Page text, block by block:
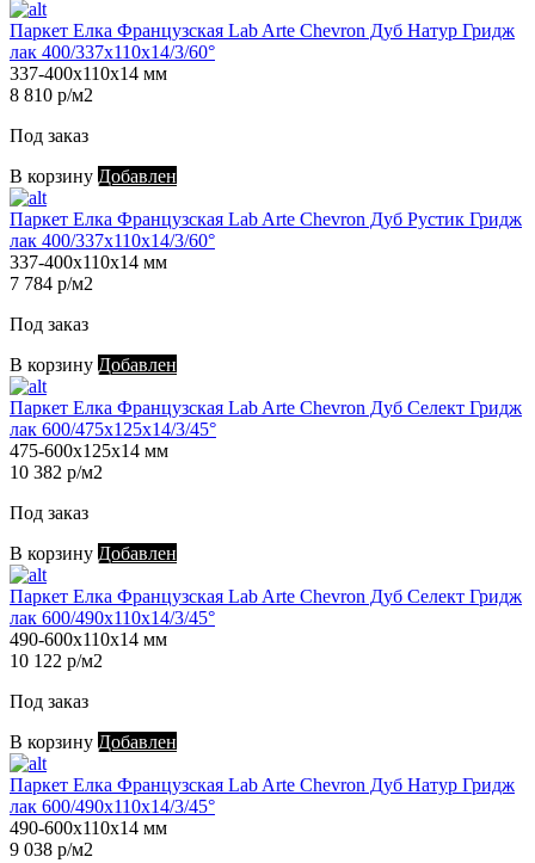
Паркет Елка Французская Lab Arte Chevron Дуб Натур Гридж
лак 400/337х110х14/3/60°
337-400х110х14 мм
8 810 р/м2
Под заказ
В корзину Добавлен
Паркет Елка Французская Lab Arte Chevron Дуб Рустик Гридж
лак 400/337х110х14/3/60°
337-400х110х14 мм
7 784 р/м2
Под заказ
В корзину Добавлен
Паркет Елка Французская Lab Arte Chevron Дуб Селект Гридж
лак 600/475х125х14/3/45°
475-600х125х14 мм
10 382 р/м2
Под заказ
В корзину Добавлен
Паркет Елка Французская Lab Arte Chevron Дуб Селект Гридж
лак 600/490х110х14/3/45°
490-600х110х14 мм
10 122 р/м2
Под заказ
В корзину Добавлен
Паркет Елка Французская Lab Arte Chevron Дуб Натур Гридж
лак 600/490х110х14/3/45°
490-600х110х14 мм
9 038 р/м2